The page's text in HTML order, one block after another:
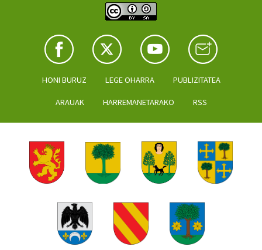
HONI BURUZ LEGE OHARRA PUBLIZITATEA
ARAUAK HARREMANETARAKO RSS